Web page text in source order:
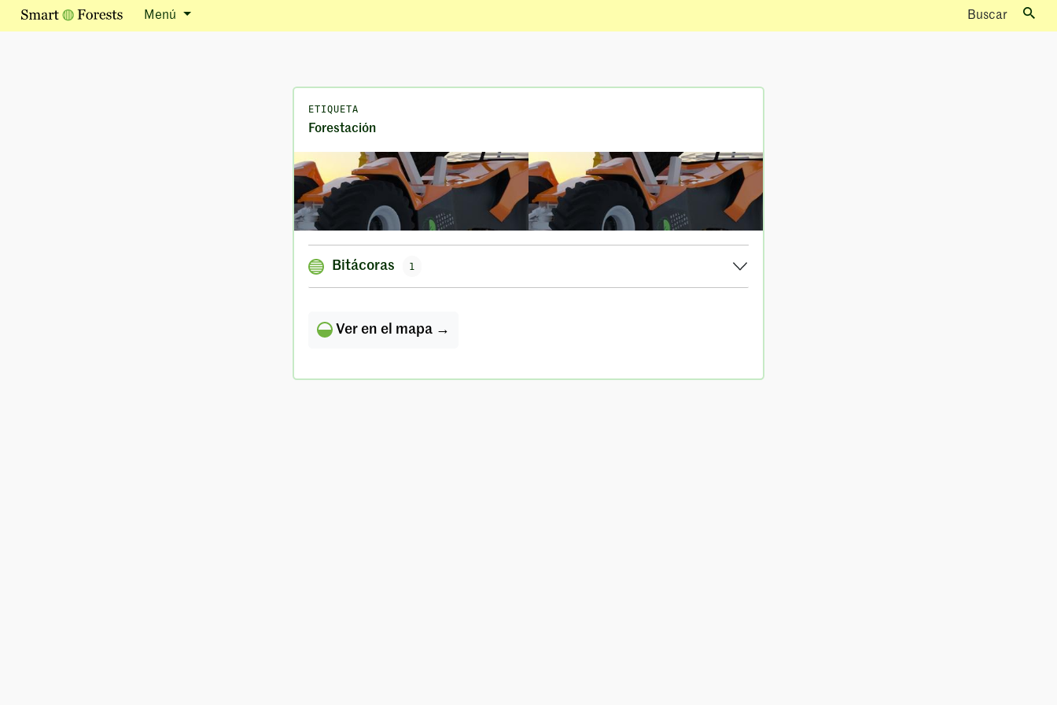
Menú Buscar
ETIQUETA
Forestación
Bitácoras 1
Ver en el mapa →